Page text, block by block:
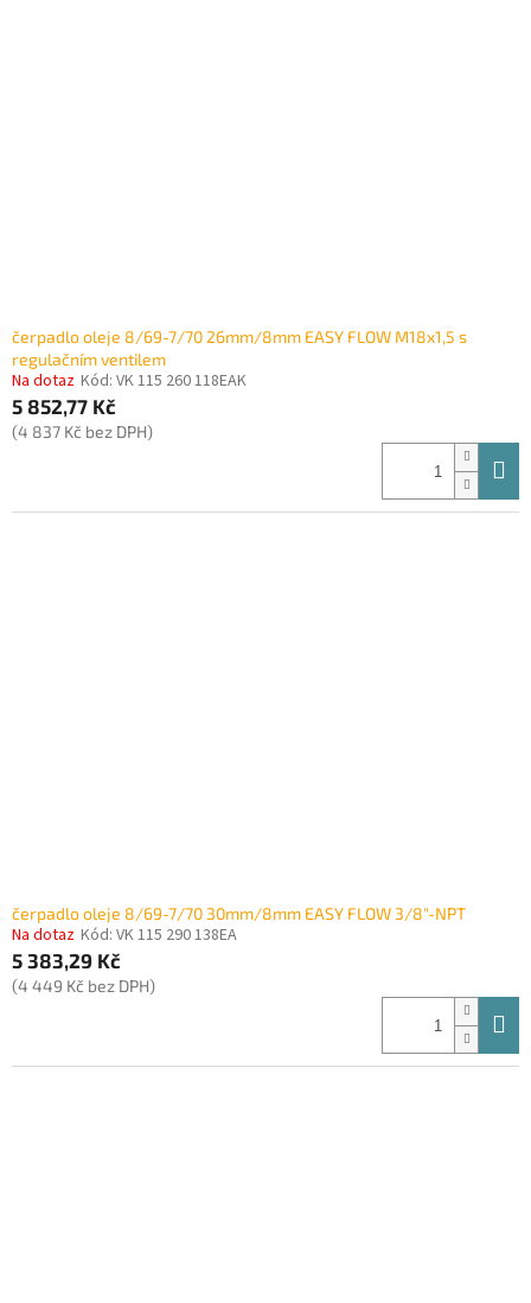
čerpadlo oleje 8/69-7/70 26mm/8mm EASY FLOW M18x1,5 s
regulačním ventilem
Na dotaz Kód: VK 115 260 118EAK
5 852,77 Kč
(4 837 Kč bez DPH)
čerpadlo oleje 8/69-7/70 30mm/8mm EASY FLOW 3/8"-NPT
Na dotaz Kód: VK 115 290 138EA
5 383,29 Kč
(4 449 Kč bez DPH)